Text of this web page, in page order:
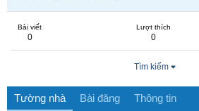
Bài viết
0
Lượt thích
0
Tìm kiếm
Tường nhà Bài đăng Thông tin